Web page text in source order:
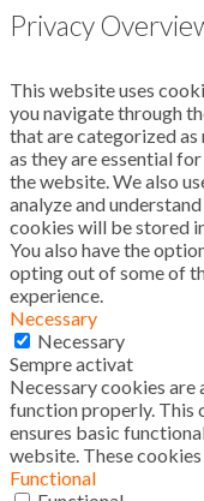
Privacy
This website uses
you navigate through
that are categorized
as they are essential
the website. We also
analyze and
cookies will be stored
You also have the
opting out of some of
experience.
Necessary
Necessary
Sempre activat
Necessary cookies
function properly. This
ensures basic
website. These
Functional